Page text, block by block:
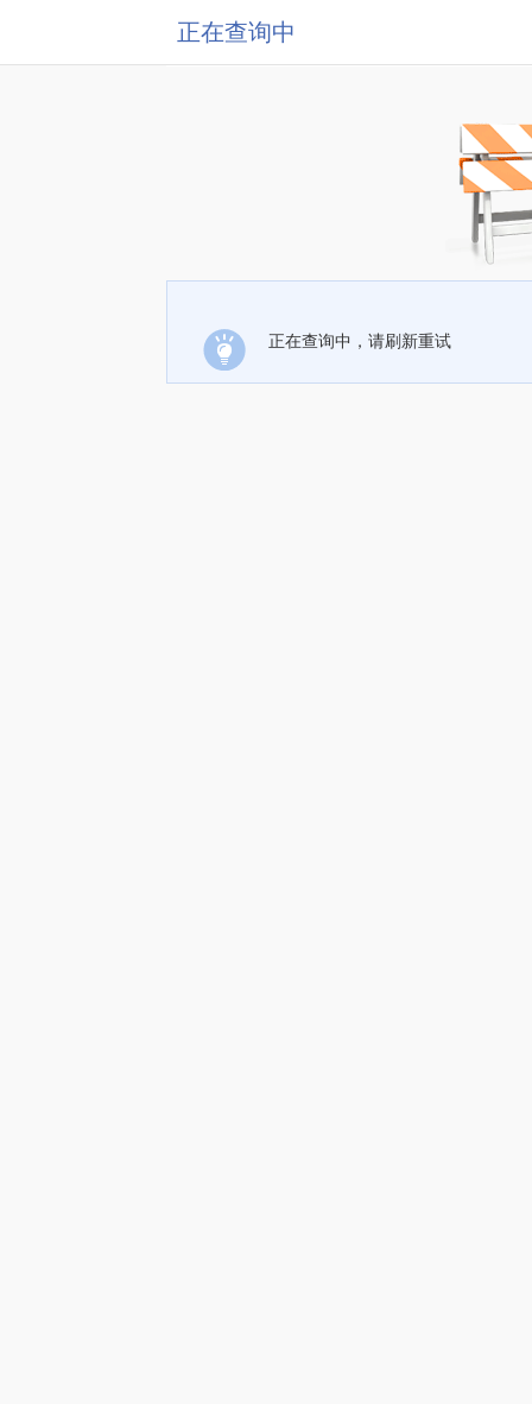
正在查询中
正在查询中，请刷新重试